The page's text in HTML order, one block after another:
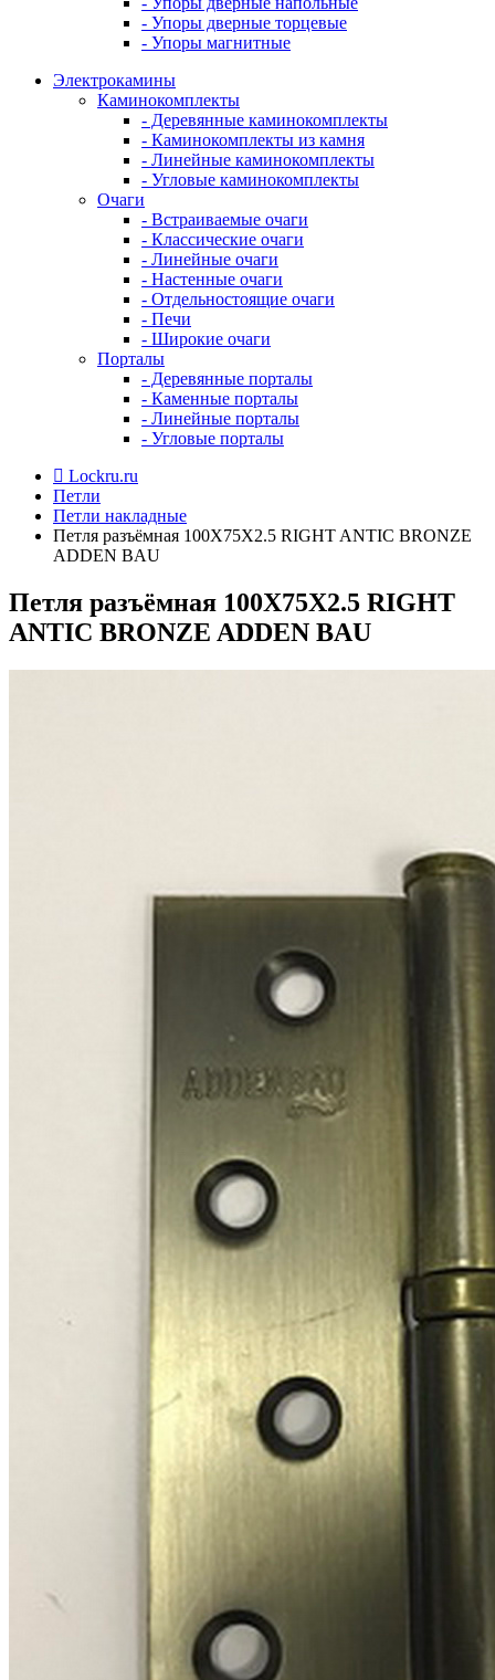
- Упоры дверные торцевые
- Упоры магнитные
Электрокамины
Каминокомплекты
- Деревянные каминокомплекты
- Каминокомплекты из камня
- Линейные каминокомплекты
- Угловые каминокомплекты
Очаги
- Встраиваемые очаги
- Классические очаги
- Линейные очаги
- Настенные очаги
- Отдельностоящие очаги
- Печи
- Широкие очаги
Порталы
- Деревянные порталы
- Каменные порталы
- Линейные порталы
- Угловые порталы
Lockru.ru
Петли
Петли накладные
Петля разъёмная 100X75X2.5 RIGHT ANTIC BRONZE
ADDEN BAU
Петля разъёмная 100X75X2.5 RIGHT
ANTIC BRONZE ADDEN BAU